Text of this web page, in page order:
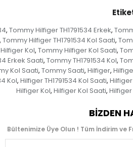
, Tommy Hilfiger TH1791534 Erkek,
, Tommy Hilfiger TH1791534 Kol Saati,
Kol, Tommy Hilfiger Kol Saati,
Erkek Saati, Tommy TH1791534 Kol,
Kol Saati, Tommy Saati, Hilfiger,
Kol, Hilfiger TH1791534 Kol Saati, Hilfiger
Hilfiger Kol, Hilfiger Kol Saati,
BIZDEN
Bültenimize Üye Olun ! Tüm İndirim ve